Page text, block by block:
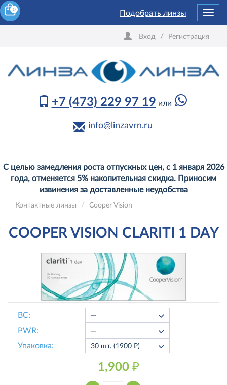
Вход / Регистрация
+7 (473) 229 97 19 или
info@linzavrn.ru
0
С целью замедления роста отпускных цен, с 1 января 2026
года, отменяется 5% накопительная скидка. Приносим
извинения за доставленные неудобства
Контактные линзы Cooper Vision
Подобрать линзы
COOPER VISION CLARITI 1 DAY
ВС:
PWR:
Упаковка:
1,900 ₽